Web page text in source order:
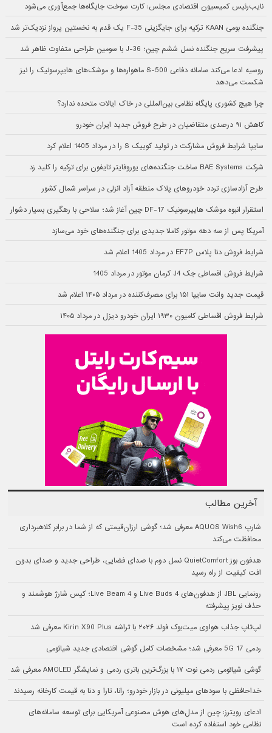
نایب‌رئیس کمیسیون اقتصادی مجلس: کارت سوخت جایگاه‌ها جمع‌آوری می‌شود
جنگنده بومی KAAN ترکیه برای جایگزینی F-35 یک قدم به نخستین پرواز نزدیک‌تر شد
پیشرفت سریع جنگنده نسل ششم چین؛ J-36 با سومین طراحی متفاوت ظاهر شد
روسیه ادعا می‌کند سامانه دفاعی S-500 ماهواره‌ها و موشک‌های هایپرسونیک را نیز
شکست می‌دهد
چرا هیچ کشوری پایگاه نظامی بین‌المللی در خاک ایالات متحده ندارد؟
کاهش ۹۱ درصدی متقاضیان در طرح فروش جدید ایران خودرو
سایپا شرایط فروش مشارکت در تولید کوییک S را در مرداد 1405 اعلام کرد
شرکت BAE Systems ساخت جنگنده‌های یوروفایتر تایفون برای ترکیه را کلید زد
طرح آزادسازی تردد خودروهای پلاک منطقه آزاد انزلی در سراسر شمال کشور
استقرار انبوه موشک هایپرسونیک DF-17 چین آغاز شد؛ سلاحی با رهگیری بسیار دشوار
آمریکا پس از سه دهه موتور کاملا جدیدی برای جنگنده‌های خود می‌سازد
شرایط فروش دنا پلاس EF7P در مرداد 1405 اعلام شد
شرایط فروش اقساطی جک J4 کرمان موتور در مرداد 1405
قیمت جدید وانت سایپا ۱۵۱ برای مصرف‌کننده در مرداد ۱۴۰۵ اعلام شد
شرایط فروش اقساطی کامیون ۱۹۳۰ ایران خودرو دیزل در مرداد ۱۴۰۵
آخرین مطالب
شارپ AQUOS Wish6 معرفی شد؛ گوشی ارزان‌قیمتی که از شما در برابر کلاهبرداری
محافظت می‌کند
هدفون بوز QuietComfort نسل دوم با صدای فضایی، طراحی جدید و صدای بدون
افت کیفیت از راه رسید
رونمایی JBL از هدفون‌های Live Buds 4 و Live Beam 4؛ کیس شارژ هوشمند و
حذف نویز پیشرفته
لپ‌تاپ جذاب هواوی میت‌بوک فولد ۲۰۲۶ با تراشه Kirin X90 Plus معرفی شد
ردمی 17 5G معرفی شد؛ مشخصات کامل گوشی اقتصادی جدید شیائومی
گوشی شیائومی ردمی نوت ۱۷ با بزرگ‌ترین باتری ردمی و نمایشگر AMOLED معرفی شد
خداحافظی با سودهای میلیونی در بازار خودرو؛ رانا، تارا و دنا به قیمت کارخانه رسیدند
ادعای رویترز: چین از مدل‌های هوش مصنوعی آمریکایی برای توسعه سامانه‌های
نظامی خود استفاده کرده است